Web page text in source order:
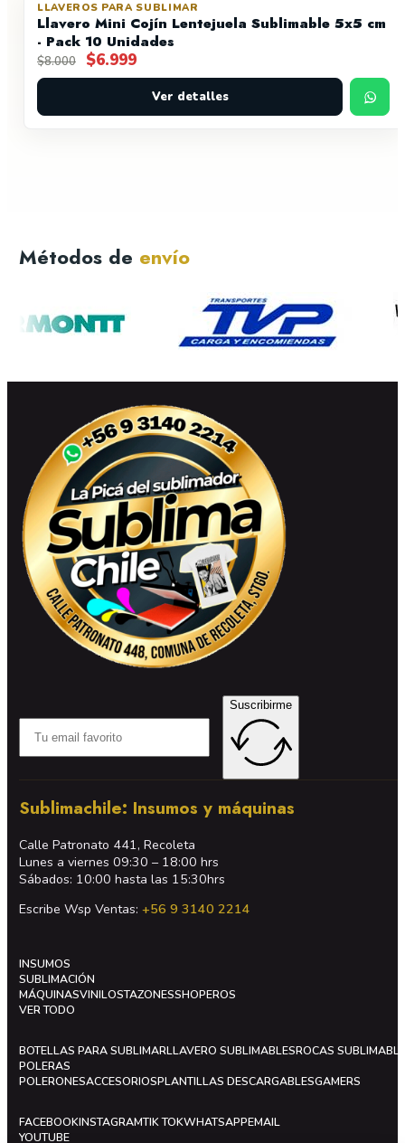
OFERTA
LLAVEROS PARA SUBLIMAR
Llavero Mini Cojín Lentejuela Sublimable 5x5 cm
- Pack 10 Unidades
$8.000
El
precio
era:
$6.999El
precio
actual
es:
Ver detalles
Métodos de envío
Suscribirme
Sublimachile: Insumos y máquinas
Calle Patronato 441, Recoleta
Lunes a viernes 09:30 – 18:00 hrs
Sábados: 10:00 hasta las 15:30hrs
Escribe Wsp Ventas:+56 9 3140 2214
INSUMOS
SUBLIMACIÓN
MÁQUINASVINILOSTAZONESSHOPEROS
VER TODO
BOTELLAS PARA SUBLIMARLLAVERO SUBLIMABLESROCAS
POLERAS
POLERONESACCESORIOSPLANTILLAS DESCARGABLESGAMERS
FACEBOOKINSTAGRAMTIK TOKWHATSAPPEMAIL
YOUTUBE